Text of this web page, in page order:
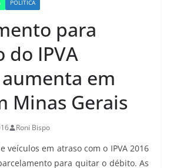
POLÍTICA
para
do IPVA
em
Minas Gerais
Roni Bispo
veículos em atraso com o IPVA 2016
para quitar o débito. As